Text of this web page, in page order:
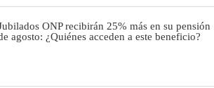
ONP recibirán 25% más en su pensión
agosto: ¿Quiénes acceden a este beneficio?